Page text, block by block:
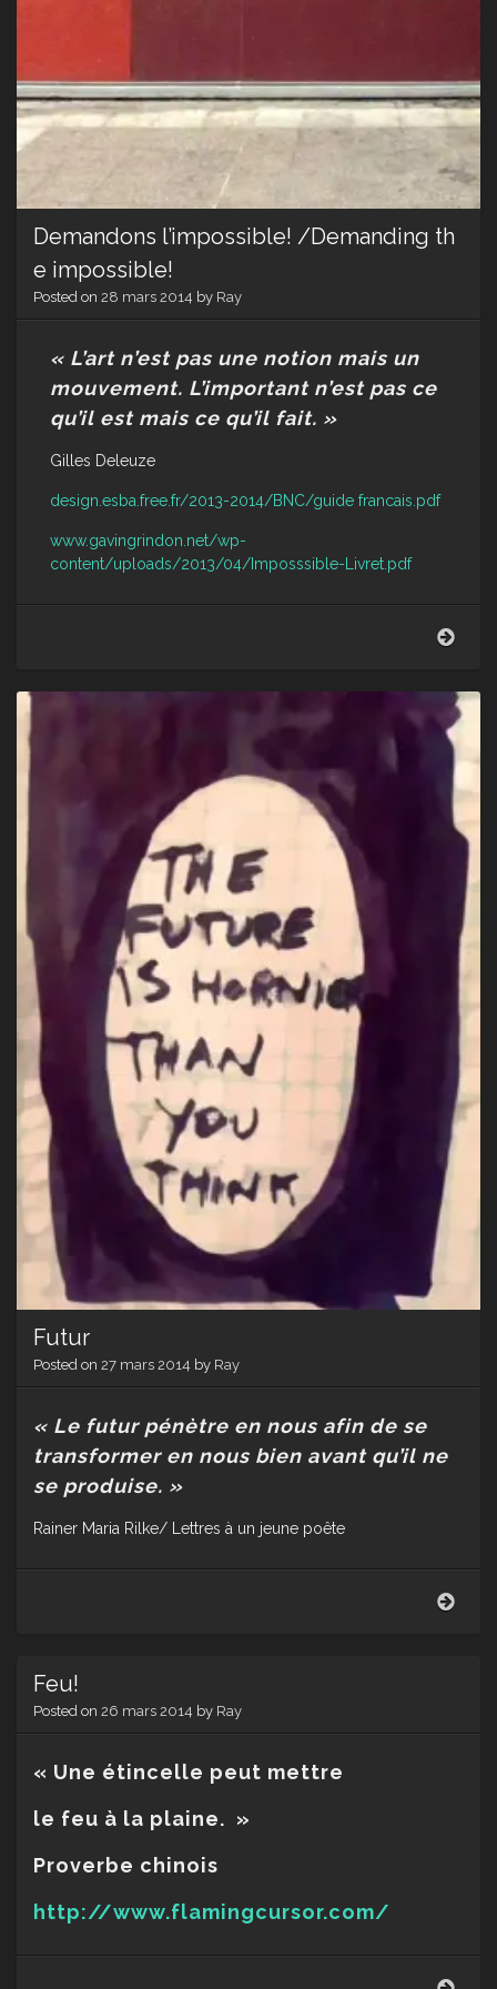
Demandons l’impossible! /Demanding th
e impossible!
Posted on 28 mars 2014 by Ray
« L’art n’est pas une notion mais un
mouvement. L’important n’est pas ce
qu’il est mais ce qu’il fait. »
Gilles Deleuze
design.esba.free.fr/2013-2014/BNC/guide francais.pdf
www.gavingrindon.net/wp-
content/uploads/2013/04/Imposssible-Livret.pdf
the
Futur
Posted on 27 mars 2014 by Ray
« Le futur pénètre en nous afin de se
transformer en nous bien avant qu’il ne
se produise. »
Rainer Maria Rilke/ Lettres à un jeune poête
Feu!
Posted on 26 mars 2014 by Ray
« Une étincelle peut mettre
le feu à la plaine. »
Proverbe chinois
http://www.flamingcursor.com/